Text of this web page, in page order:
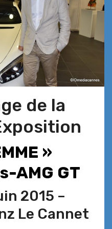
de la
»
AMG GT
2015 –
Le Cannet